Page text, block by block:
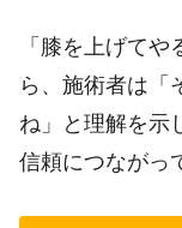
「膝を上げて
ら、施術者は「
ね」と理解を示
信頼につながっ